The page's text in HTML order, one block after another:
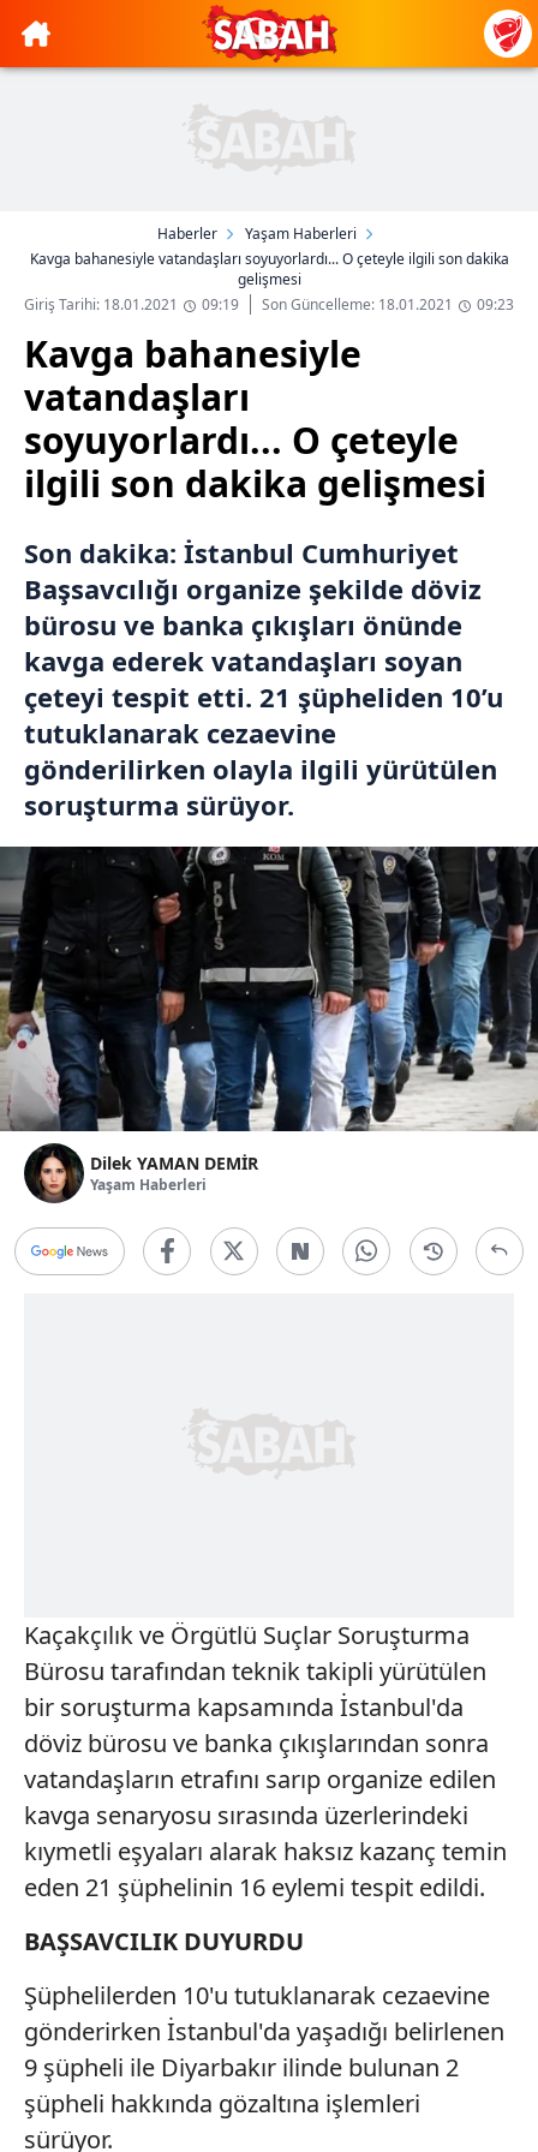
Haberler
Yaşam Haberleri
Kavga bahanesiyle vatandaşları soyuyorlardı... O çeteyle ilgili son dakika
gelişmesi
Giriş Tarihi: 18.01.2021
09:19 Son Güncelleme: 18.01.2021 09:23
Kavga bahanesiyle
vatandaşları
soyuyorlardı... O çeteyle
ilgili son dakika gelişmesi
Son dakika: İstanbul Cumhuriyet
Başsavcılığı organize şekilde döviz
bürosu ve banka çıkışları önünde
kavga ederek vatandaşları soyan
çeteyi tespit etti. 21 şüpheliden 10’u
tutuklanarak cezaevine
gönderilirken olayla ilgili yürütülen
soruşturma sürüyor.
Dilek YAMAN DEMİR
Yaşam Haberleri
Kaçakçılık ve Örgütlü Suçlar Soruşturma
Bürosu tarafından teknik takipli yürütülen
bir soruşturma kapsamında İstanbul'da
döviz bürosu ve banka çıkışlarından sonra
vatandaşların etrafını sarıp organize edilen
kavga senaryosu sırasında üzerlerindeki
kıymetli eşyaları alarak haksız kazanç temin
eden 21 şüphelinin 16 eylemi tespit edildi.
BAŞSAVCILIK DUYURDU
Şüphelilerden 10'u tutuklanarak cezaevine
gönderirken İstanbul'da yaşadığı belirlenen
9 şüpheli ile Diyarbakır ilinde bulunan 2
şüpheli hakkında gözaltına işlemleri
sürüyor.